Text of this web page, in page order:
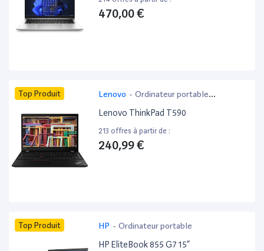
470,00 €
Top Produit Lenovo - Ordinateur portable
bureautique
Lenovo ThinkPad T590
213 offres à partir de :
240,99 €
Top Produit HP - Ordinateur portable
HP EliteBook 855 G7 15”